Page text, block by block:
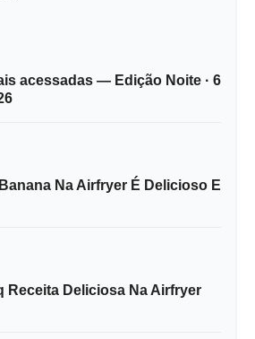
acessadas — Edição Noite · 6
Na Airfryer É Delicioso E
Receita Deliciosa Na Airfryer